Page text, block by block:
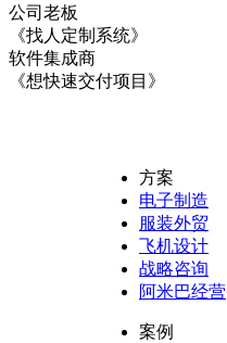
公司老板
《找人定制系统》
软件集成商
《想快速交付项目》
方案
电子制造
服装外贸
飞机设计
战略咨询
阿米巴经营
案例